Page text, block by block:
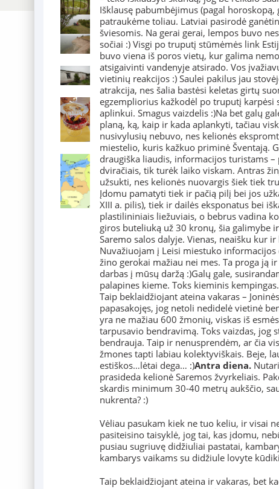
Išklausę pabumbėjimus (pagal horoskopą,
patraukėme toliau. Latviai pasirodė
šviesomis. Na gerai gerai, lempos buvo
sočiai :) Visgi po truputį stūmėmės link
buvo viena iš poros vietų, kur galima
atsigaivinti vandenyje atsirado. Vos
vietinių reakcijos :) Saulei pakilus jau
atrakcija, nes šalia bastėsi keletas girtų
egzempliorius kažkodėl po truputį karpėsi
aplinkui. Smagus vaizdelis :)Na bet galų
planą, ką, kaip ir kada aplankyti, tačiau
nusivylusių nebuvo, nes kelionės
miestelio, kuris kažkuo priminė Šventają.
draugiška liaudis, informacijos turistams
dviračiais, tik turėk laiko viskam. Antras
užsukti, nes kelionės nuovargis šiek tiek
Įdomu pamatyti tiek ir pačią pilį bei jos
XIII a. pilis), tiek ir dailės eksponatus bei
plastilininiais liežuviais, o bebrus vadina
giros buteliuką už 30 kronų, šia galimybe
Saremo salos dalyje. Vienas, neaišku kur
Nuvažiuojam į Leisi miestuko
žino gerokai mažiau nei mes. Ta proga ją
darbas į mūsų daržą :)Galų gale,
palapines kieme. Toks kieminis
Taip beklaidžiojant ateina vakaras –
papasakojęs, jog netoli nedidelė vietinė
yra ne mažiau 600 žmonių, viskas iš
tarpusavio bendravimą. Toks vaizdas, jog
bendrauja. Taip ir nenusprendėm, ar čia
žmones tapti labiau kolektyviškais. Beje,
estiškos…lėtai dega… :)Antra diena.
prasideda kelionė Saremos žvyrkeliais.
skardis minimum 30-40 metrų aukščio,
nukrenta? :)
Vėliau pasukam kiek ne tuo keliu, ir visai
pasiteisino taisyklė, jog tai, kas įdomu,
pusiau sugriuvę didžiuliai pastatai,
kambarys vaikams su didžiule lovyte
Taip beklaidžiojant ateina ir vakaras, bet